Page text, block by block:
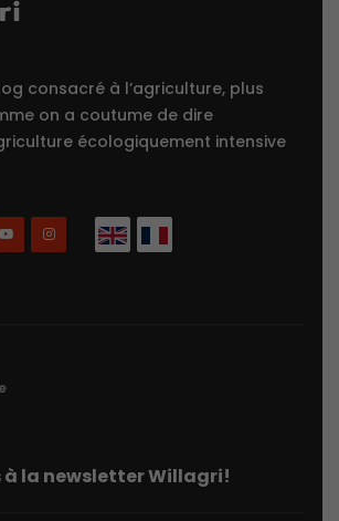
consacré à l’agriculture, plus
on a coutume de dire
écologiquement intensive
la newsletter Willagri!